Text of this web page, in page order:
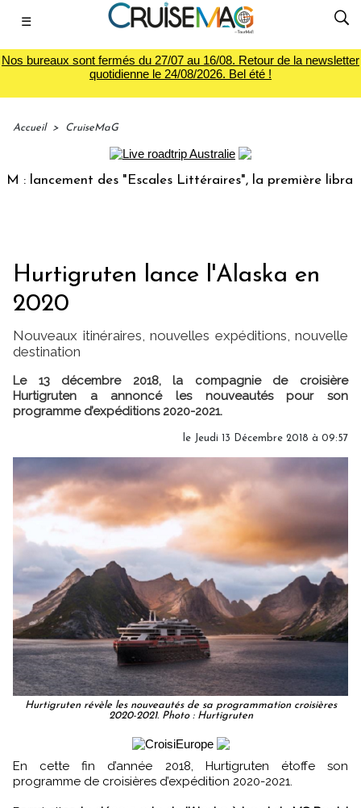
☰
Nos bureaux sont fermés du 27/07 au 16/08. Retour de la newsletter
quotidienne le 24/08/2026. Bel été !
Accueil > CruiseMaG
des "Escales Littéraires", la première librairie du
Hurtigruten lance l'Alaska en
2020
Nouveaux itinéraires, nouvelles expéditions, nouvelle
destination
Le 13 décembre 2018, la compagnie de croisière
Hurtigruten a annoncé les nouveautés pour son
programme d’expéditions 2020-2021.
le Jeudi 13 Décembre 2018 à 09:57
Hurtigruten révèle les nouveautés de sa programmation croisières
2020-2021. Photo : Hurtigruten
En cette fin d’année 2018, Hurtigruten étoffe son
programme de croisières d’expédition 2020-2021.